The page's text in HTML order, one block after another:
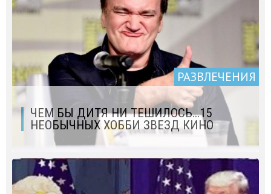
РАЗВЛЕЧЕНИЯ
ЧЕМ БЫ ДИТЯ НИ ТЕШИЛОСЬ…15
НЕОБЫЧНЫХ ХОББИ ЗВЕЗД КИНО